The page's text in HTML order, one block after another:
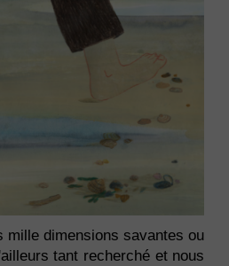
mille dimensions savantes ou
tant recherché et nous